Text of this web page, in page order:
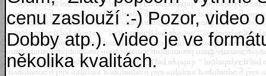
cenu zaslouží :-) Pozor, video
Dobby atp.). Video je ve
několika kvalitách.